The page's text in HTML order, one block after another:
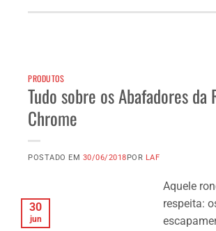
PRODUTOS
Tudo sobre os Abafadores da
Chrome
POSTADO EM 30/06/2018 POR LAF
30
jun
Aquele
respeita: